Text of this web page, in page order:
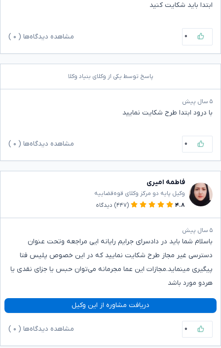
ابتدا باید شکایت کنید
۰ مشاهده دیدگاه‌ها ( ۰
پاسخ توسط یکی از وکلای بنیاد وکلا
۵ سال پیش
با درود ابتدا طرح شکایت نمایید
۰ مشاهده دیدگاه‌ها ( ۰
فاطمه امیری
وکیل پایه دو مرکز وکلای قوه‌قضاییه
۴.۸
(۴۴۷) دیدگاه
۵ سال پیش
باسلام شما باید در دادسرای جرایم رایانه ایی مراجعه وتحت عنوان
دسترسی غیر مجاز طرح شکایت نمایید که در این خصوص پلیس فتا
پیگیری مینماید.مجازات این عما مجرمانه می‌توان حبس یا جزای نقدی یا
هردو مورد باشد
دریافت مشاوره از این وکیل
۰ مشاهده دیدگاه‌ها ( ۰